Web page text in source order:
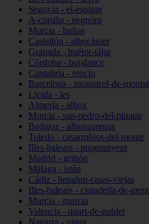
Segovia - el-espinar
A-coruña - negreira
Murcia - bullas
Castellón - albocàsser
Granada - huétor-tájar
Córdoba - bujalance
Cantabria - reocín
Barcelona - monistrol-de-
Lleida - les
Almería - albox
Murcia - san-pedro-del-pinatar
Badajoz - alburquerque
Toledo - casarrubios-del-monte
Illes-balears - puigpunyent
Madrid - griñón
Málaga - istán
Cádiz - benalup-casas-viejas
Illes-balears - ciutadella-de-
Murcia - murcia
Valencia - quart-de-poblet
Navarra - viana